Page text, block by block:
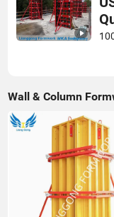
Wall & Column